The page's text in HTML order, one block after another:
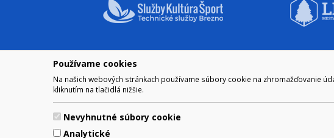
Používame cookies
Na našich webových stránkach používame súbory cookie na zhromažďovanie
kliknutím na tlačidlá nižšie.
Nevyhnutné súbory cookie
Analytické
NAVIGÁCIA
Mestské zastupiteľstvo
Komisie MsZ
VZN
OTVÁRACIE HODINY: